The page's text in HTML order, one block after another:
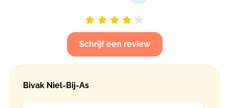
Schrijf een review
Bivak Niel-Bij-As